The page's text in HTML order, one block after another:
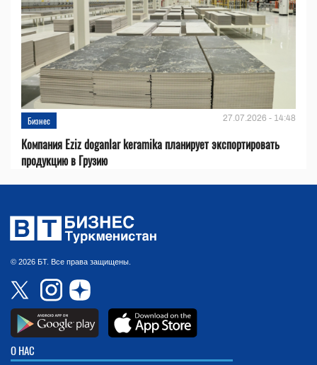
Бизнес 27.07.2026 - 14:48
Компания Eziz doganlar keramika планирует экспортировать
продукцию в Грузию
© 2026 БТ. Все права защищены.
О НАС